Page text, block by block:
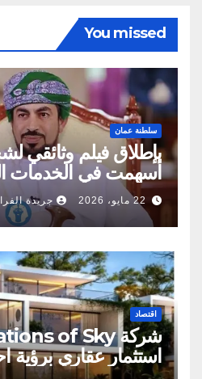
You missed
سلطنة عمان
بإطلاق فيلم وثائقي
أسهمت في الخدمات
22 مايو، 2026 جريدة
اقتصاد
استثمار عقاري برؤية